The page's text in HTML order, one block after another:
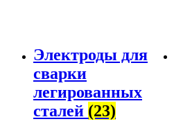
Электроды для
сварки
легированных
сталей (23)